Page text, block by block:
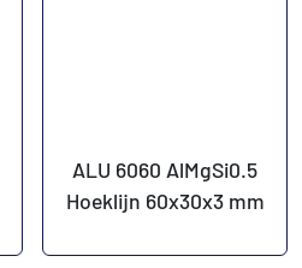
ALU 6060 AlMgSi0.5
Hoeklijn 60x30x3 mm